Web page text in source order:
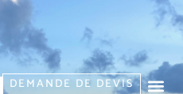
DEMANDE DE DEVIS